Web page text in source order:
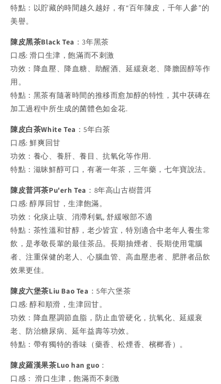
特點：以貯藏的時間越久越好，有“百年陳皮，千年人參”的
美譽。
陳皮黑茶Black Tea ：3年黑茶
口感: 滑口生津，飽滿而不刺激
功效：降血壓、降血糖、助醒酒、延緩衰老、降膽固醇等作
用。
特點：黑茶有隨著時間的推移而愈加醇的特性，其中茯磚在
加工過程中所生成的菌體色如金花.
陳皮白茶White Tea ：5年白茶
口感: 鮮爽回甘
功效：養心、養肝、養目、抗氧化等作用.
特點：滋昧鮮醇可口，有著一年茶，三年藥，七年寶說法。
陳皮普洱茶Pu'erh Tea ：8年高山古樹普洱
口感: 醇厚回甘，生津飽滿。
功效：化痰止咳、消滯利氣, 舒緩喉部不適
特點：茶性溫和甘醇，老少皆宜，特別適合中老年人養生常
飲，是孝敬長輩的最佳茶品。長期抽煙者、長期使用電腦
者、注重保健的老人、心腦血管、高血壓患者、肥胖者品飲
效果更佳。
陳皮六堡茶Liu Bao Tea ：5年六堡茶
口感: 醇和順滑，生津回甘。
功效：降血壓調節血脂，防止血管硬化，抗氧化、延緩衰
老、防治糖尿病、延年益壽等功效。
特點：帶有獨特的香味（藥香、松煙香、檳榔香）。
陳皮羅漢果茶Luo han guo ：
口感： 滑口生津，飽滿而不刺激